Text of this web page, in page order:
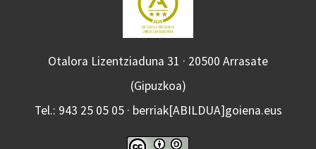
Otalora Lizentziaduna 31 · 20500 Arrasate
(Gipuzkoa)
Tel.: 943 25 05 05 · berriak[ABILDUA]goiena.eus